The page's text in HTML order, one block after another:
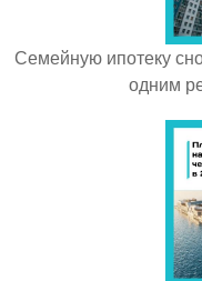
Семейную ипотеку
одним